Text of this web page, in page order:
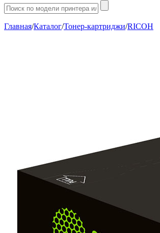
Главная/Каталог/Тонер-картриджи/RICOH